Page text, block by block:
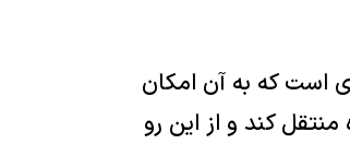
است که به آن امکان
کند و از این رو